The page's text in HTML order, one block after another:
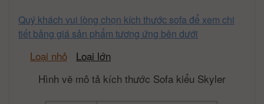
Quý khách vui lòng chọn kích thước sofa để xem chi
tiết bảng giá sản phẩm tương ứng bên dưới
Loại nhỏ
Loại lớn
Hình vẽ mô tả kích thước Sofa kiểu Skyler